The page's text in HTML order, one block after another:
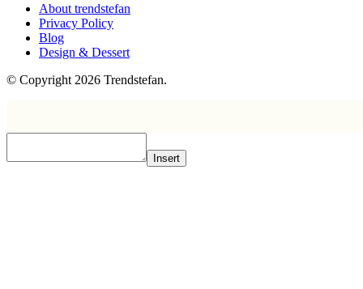
About trendstefan
Privacy Policy
Blog
Design & Dessert
© Copyright 2026 Trendstefan.
Insert